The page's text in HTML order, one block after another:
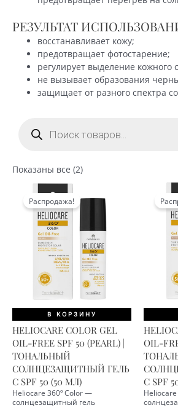
РЕЗУЛЬТАТ
восстанавливает кожу;
предотвращает фотостарение;
регулирует выделение кожного
не вызывает образования
защищает от разного спектра
товаров
Показаны все (2)Сортировка:
Распродажа!
В КОРЗИНУ
HELIOCARE COLOR GEL
OIL-FREE SPF 50 (PEARL) |
ТОНАЛЬНЫЙ
СОЛНЦЕЗАЩИТНЫЙ ГЕЛЬ
С SPF 50 (50 МЛ)
Heliocare 360º Color —
солнцезащитный гель
OIL-
С SPF